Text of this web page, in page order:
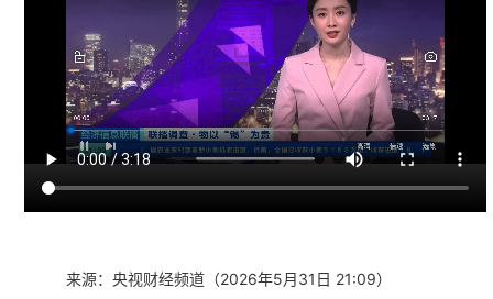
来源：央视财经频道（2026年5月31日 21:09）